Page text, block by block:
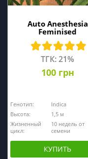
Auto Anesthesia
Feminised
ТГК: 21%
100 грн
Генотип:
Indica
Высота:
1,5 м
Жизненный
цикл:
10 недель от
семени
КУПИТЬ